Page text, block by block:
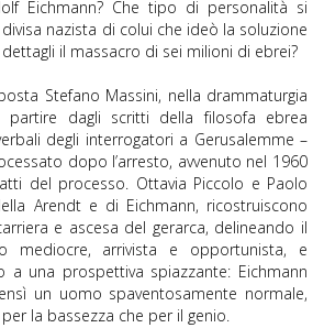
Eichmann? Che tipo di personalità si
nazista di colui che ideò la soluzione
il massacro di sei milioni di ebrei?
Stefano Massini, nella drammaturgia
dagli scritti della filosofa ebrea
degli interrogatori a Gerusalemme –
dopo l’arresto, avvenuto nel 1960
del processo. Ottavia Piccolo e Paolo
Arendt e di Eichmann, ricostruiscono
e ascesa del gerarca, delineando il
arrivista e opportunista, e
a una prospettiva spiazzante: Eichmann
un uomo spaventosamente normale,
la bassezza che per il genio.